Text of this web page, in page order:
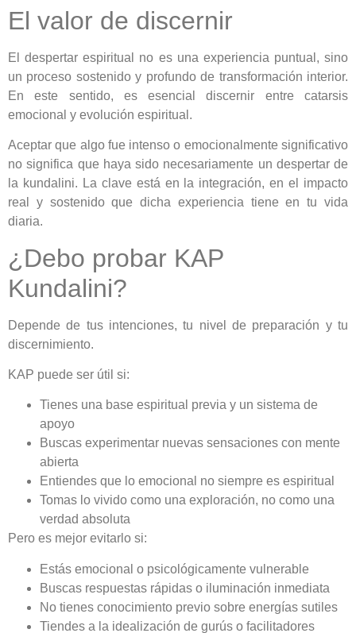
El valor de discernir
El despertar espiritual no es una experiencia puntual, sino
un proceso sostenido y profundo de transformación interior.
En este sentido, es esencial discernir entre catarsis
emocional y evolución espiritual.
Aceptar que algo fue intenso o emocionalmente significativo
no significa que haya sido necesariamente un despertar de
la kundalini. La clave está en la integración, en el impacto
real y sostenido que dicha experiencia tiene en tu vida
diaria.
¿Debo probar KAP
Kundalini?
Depende de tus intenciones, tu nivel de preparación y tu
discernimiento.
KAP puede ser útil si:
Tienes una base espiritual previa y un sistema de
apoyo
Buscas experimentar nuevas sensaciones con mente
abierta
Entiendes que lo emocional no siempre es espiritual
Tomas lo vivido como una exploración, no como una
verdad absoluta
Pero es mejor evitarlo si:
Estás emocional o psicológicamente vulnerable
Buscas respuestas rápidas o iluminación inmediata
No tienes conocimiento previo sobre energías sutiles
Tiendes a la idealización de gurús o facilitadores